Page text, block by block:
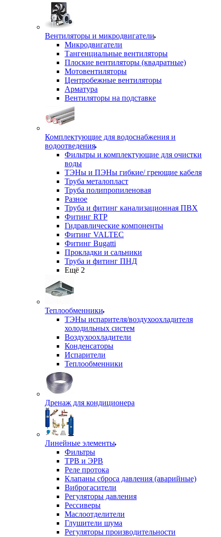
Вентиляторы и микродвигатели
Микродвигатели
Тангенциальные вентиляторы
Плоские вентиляторы (квадратные)
Мотовентиляторы
Центробежные вентиляторы
Арматура
Вентиляторы на подставке
Комплектующие для водоснабжения и
водоотведения
Фильтры и комплектующие для очистки
воды
ТЭНы и ПЭНы гибкие/ греющие кабеля
Труба металопласт
Труба полипропиленовая
Разное
Труба и фитинг канализационная ПВХ
Фитинг RTP
Гидравлические компоненты
Фитинг VALTEC
Фитинг Bugatti
Прокладки и сальники
Труба и фитинг ПНД
Ещё 2
Теплообменники
ТЭНы испарителя/воздухоохладителя
холодильных систем
Воздухоохладители
Конденсаторы
Испарители
Теплообменники
Дренаж для кондиционера
Линейные элементы
Фильтры
ТРВ и ЭРВ
Реле протока
Клапаны сброса давления (аварийные)
Виброгасители
Регуляторы давления
Рессиверы
Маслоотделители
Глушители шума
Регуляторы производительности